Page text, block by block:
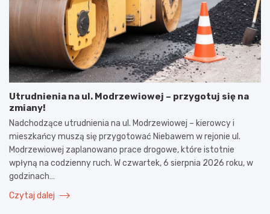
Utrudnienia na ul. Modrzewiowej – przygotuj się na
zmiany!
Nadchodzące utrudnienia na ul. Modrzewiowej – kierowcy i
mieszkańcy muszą się przygotować Niebawem w rejonie ul.
Modrzewiowej zaplanowano prace drogowe, które istotnie
wpłyną na codzienny ruch. W czwartek, 6 sierpnia 2026 roku, w
godzinach…
Czytaj dalej